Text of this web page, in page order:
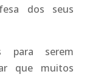
dos seus
para serem
que muitos